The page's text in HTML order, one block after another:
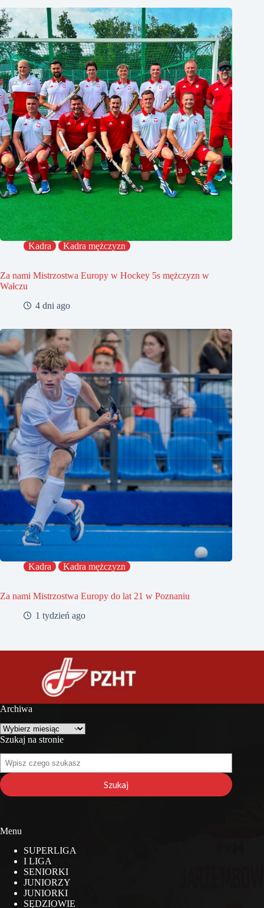
Kadra Kadra mężczyzn
Za nami Mistrzostwa Europy w Hockey 5s mężczyzn w
Wałczu
4 dni ago
Kadra Kadra mężczyzn
Za nami Mistrzostwa Europy do lat 21 w Poznaniu
1 tydzień ago
Archiwa
Archiwa
Szukaj na stronie
Szukaj
na
stronie
Szukaj
Menu
SUPERLIGA
I LIGA
SENIORKI
JUNIORZY
JUNIORKI
SĘDZIOWIE